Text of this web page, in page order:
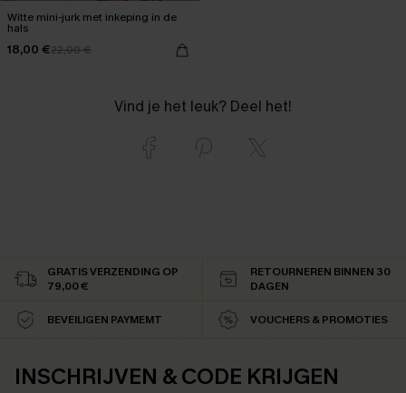
Witte mini-jurk met inkeping in de
hals
18,00 €22,00 €
Vind je het leuk? Deel het!
GRATIS VERZENDING OP
79,00 €
RETOURNEREN BINNEN 30
DAGEN
BEVEILIGEN PAYMEMT VOUCHERS & PROMOTIES
INSCHRIJVEN & CODE KRIJGEN